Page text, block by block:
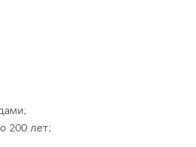
200 лет;